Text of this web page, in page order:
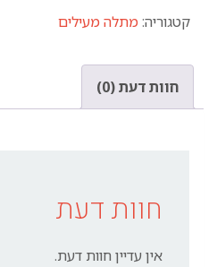
קטגוריה:מתלה מעילים
חוות דעת (0)
חוות דעת
אין עדיין חוות דעת.